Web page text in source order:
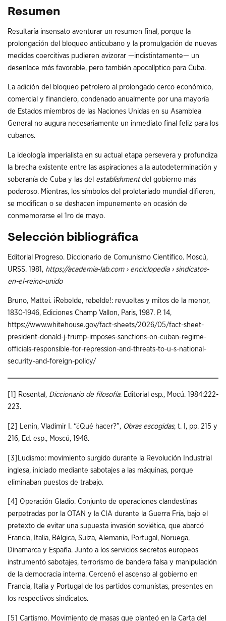
Resumen
Resultaría insensato aventurar un resumen final, porque la
prolongación del bloqueo anticubano y la promulgación de nuevas
medidas coercitivas pudieren avizorar —indistintamente— un
desenlace más favorable, pero también apocalíptico para Cuba.
La adición del bloqueo petrolero al prolongado cerco económico,
comercial y financiero, condenado anualmente por una mayoría
de Estados miembros de las Naciones Unidas en su Asamblea
General no augura necesariamente un inmediato final feliz para los
cubanos.
La ideología imperialista en su actual etapa persevera y profundiza
la brecha existente entre las aspiraciones a la autodeterminación y
soberanía de Cuba y las del establishmentdel gobierno más
poderoso. Mientras, los símbolos del proletariado mundial difieren,
se modifican o se deshacen impunemente en ocasión de
conmemorarse el 1ro de mayo.
Selección bibliográfica
Editorial Progreso. Diccionario de Comunismo Científico. Moscú,
URSS. 1981, https://academia-lab.com › enciclopedia › sindicatos-
en-el-reino-unido
Bruno, Mattei. ¡Rebelde, rebelde!: revueltas y mitos de la menor,
1830-1946, Ediciones Champ Vallon, Paris, 1987. P. 14,
https://www.whitehouse.gov/fact-sheets/2026/05/fact-sheet-
president-donald-j-trump-imposes-sanctions-on-cuban-regime-
officials-responsible-for-repression-and-threats-to-u-s-national-
security-and-foreign-policy/
[1] Rosental, Diccionario de filosofía. Editorial esp., Mocú. 1984:222-
223.
[2] Lenin, Vladimir I. “¿Qué hacer?”, Obras escogidas, t. I, pp. 215 y
216, Ed. esp., Moscú, 1948.
[3]
Ludismo: movimiento surgido durante la Revolución Industrial
inglesa, iniciado mediante sabotajes a las máquinas, porque
eliminaban puestos de trabajo.
[4]
Operación Gladio. Conjunto de operaciones clandestinas
perpetradas por la OTAN y la CIA durante la Guerra Fría, bajo el
pretexto de evitar una supuesta invasión soviética, que abarcó
Francia, Italia, Bélgica, Suiza, Alemania, Portugal, Noruega,
Dinamarca y España. Junto a los servicios secretos europeos
instrumentó sabotajes, terrorismo de bandera falsa y manipulación
de la democracia interna. Cercenó el ascenso al gobierno en
Francia, Italia y Portugal de los partidos comunistas, presentes en
los respectivos sindicatos.
[5] Cartismo. Movimiento de masas que planteó en la Carta del